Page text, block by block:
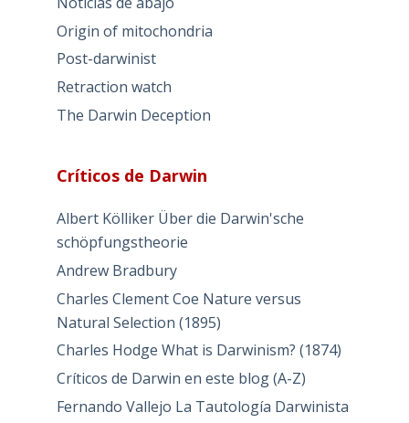
Origin of mitochondria
Post-darwinist
Retraction watch
The Darwin Deception
Críticos de Darwin
Albert Kölliker Über die Darwin'sche
schöpfungstheorie
Andrew Bradbury
Charles Clement Coe Nature versus
Natural Selection (1895)
Charles Hodge What is Darwinism? (1874)
Críticos de Darwin en este blog (A-Z)
Fernando Vallejo La Tautología Darwinista